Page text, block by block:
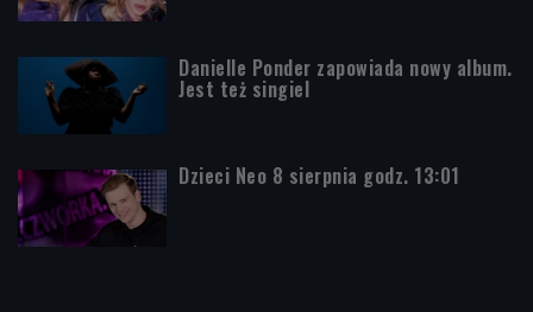
Danielle Ponder zapowiada nowy album.
Jest też singiel
Dzieci Neo 8 sierpnia godz. 13:01